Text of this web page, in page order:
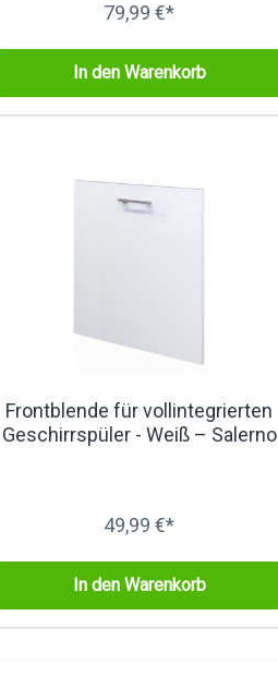
79,99 €*
In den Warenkorb
Frontblende für vollintegrierten
Geschirrspüler - Weiß – Salerno
49,99 €*
In den Warenkorb